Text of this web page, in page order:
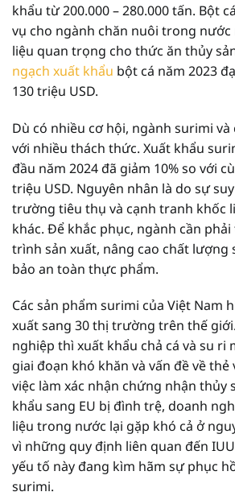
khẩu từ 200.000 – 280.000 tấn. Bột
vụ cho ngành chăn nuôi trong nước
liệu quan trọng cho thức ăn thủy
ngạch xuất khẩu bột cá năm 2023
130 triệu USD.
Dù có nhiều cơ hội, ngành surimi và
với nhiều thách thức. Xuất khẩu
đầu năm 2024 đã giảm 10% so với
triệu USD. Nguyên nhân là do sự
trường tiêu thụ và cạnh tranh khốc
khác. Để khắc phục, ngành cần
trình sản xuất, nâng cao chất lượng
bảo an toàn thực phẩm.
Các sản phẩm surimi của Việt Nam
xuất sang 30 thị trường trên thế
nghiệp thì xuất khẩu chả cá và su ri
giai đoạn khó khăn và vấn đề về thẻ
việc làm xác nhận chứng nhận thủy
khẩu sang EU bị đình trệ, doanh
liệu trong nước lại gặp khó cả ở
vì những quy định liên quan đến
yếu tố này đang kìm hãm sự phục
surimi.